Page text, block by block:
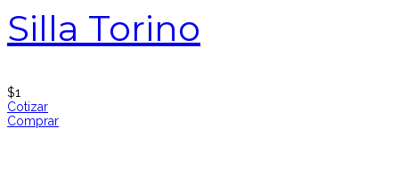
Silla Torino
$1
Cotizar
Comprar